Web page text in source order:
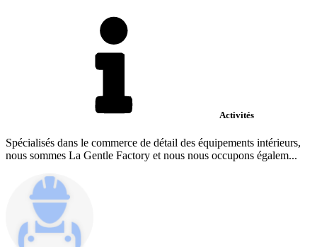
Activités
Spécialisés dans le commerce de détail des équipements intérieurs,
nous sommes La Gentle Factory et nous nous occupons égalem...